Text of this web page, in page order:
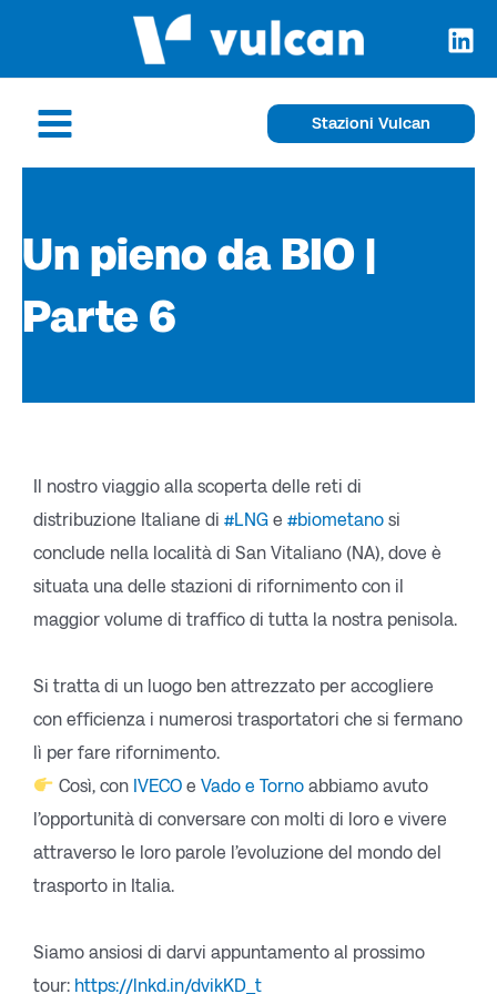
contenuto
Main
Stazioni Vulcan
Un pieno da BIO |
Parte 6
Il nostro viaggio alla scoperta delle reti di
distribuzione Italiane di #LNG e #biometano si
conclude nella località di San Vitaliano (NA), dove è
situata una delle stazioni di rifornimento con il
maggior volume di traffico di tutta la nostra penisola.
Si tratta di un luogo ben attrezzato per accogliere
con efficienza i numerosi trasportatori che si fermano
lì per fare rifornimento.
Così, con IVECOe Vado e Tornoabbiamo avuto
l’opportunità di conversare con molti di loro e vivere
attraverso le loro parole l’evoluzione del mondo del
trasporto in Italia.
Siamo ansiosi di darvi appuntamento al prossimo
tour: https://lnkd.in/dvikKD_t